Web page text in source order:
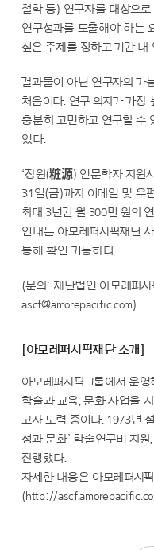
철학 등) 연구자를 대상으
연구성과를 도출해야 하는
싶은 주제를 정하고 기간 내
결과물이 아닌 연구자의 가
처음이다. 연구 의지가 가장
충분히 고민하고 연구할 수
있다.
‘장원(粧源) 인문학자 지원
31일(금)까지 이메일 및 우
최대 3년간 월 300만 원의
안내는 아모레퍼시픽재단
통해 확인 가능하다.
(문의: 재단법인 아모레퍼
ascf@amorepacific.com)
[아모레퍼시픽재단 소개]
아모레퍼시픽그룹에서 운
학술과 교육, 문화 사업을
고자 노력 중이다. 1973년
성과 문화’ 학술연구비 지원
진행했다.
자세한 내용은 아모레퍼시
( http://